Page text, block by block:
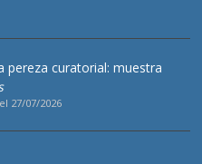
pereza curatorial: muestra
27/07/2026